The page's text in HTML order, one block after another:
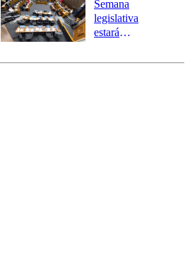
tres comunas
Semana
legislativa
estará
el fin de la